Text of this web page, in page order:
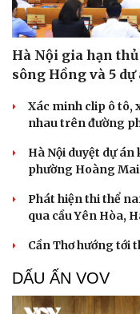
Hà Nội gia hạn
sông Hồng và 5
Xác minh clip ô tô,
nhau trên đường
Hà Nội duyệt dự án
phường Hoàng Mai
Phát hiện thi thể
qua cầu Yên Hòa,
Cần Thơ hướng tới
DẤU ẤN VOV